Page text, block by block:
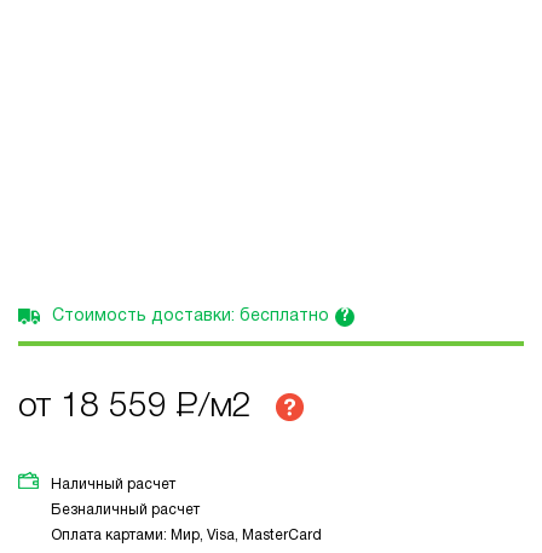
Стоимость доставки: бесплатно ?
от 18 559 Р/м2
Наличный расчет
Безналичный расчет
Оплата картами: Мир, Visa, MasterCard